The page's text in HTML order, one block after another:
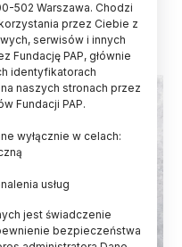
502 Warszawa. Chodzi
przez Ciebie z
serwisów i innych
Fundację PAP, głównie
identyfikatorach
naszych stronach przez
Fundacji PAP.
wyłącznie w celach:
usług
jest świadczenie
bezpieczeństwa